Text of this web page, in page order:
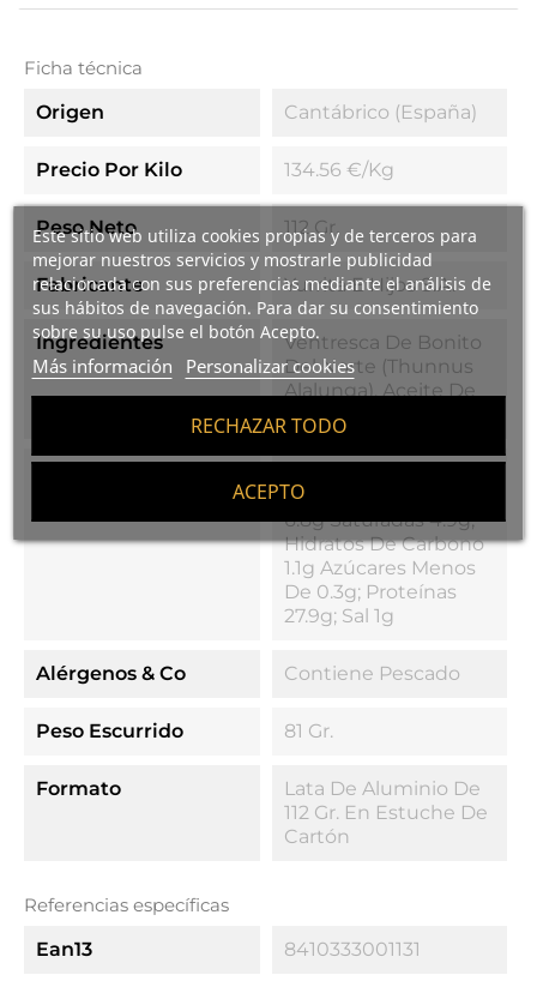
Este sitio web utiliza cookies propias y de terceros para
mejorar nuestros servicios y mostrarle publicidad
relacionada con sus preferencias mediante el análisis de
sus hábitos de navegación. Para dar su consentimiento
sobre su uso pulse el botón Acepto.
Más información Personalizar cookies
RECHAZAR TODO
ACEPTO
Ficha técnica
Origen
Cantábrico (España)
Precio Por Kilo 134.56 €/kg
Peso Neto 112 Gr.
Fabricante Yurrita E Hijos S.A.
Ingredientes
Ventresca De Bonito
Del Norte (Thunnus
Alalunga), Aceite De
Oliva Y Sal
742Kj/177kcal; Grasas
6.8g Saturadas 4.9g;
Hidratos De Carbono
1.1g Azúcares Menos
De 0.3g; Proteínas
27.9g; Sal 1g
Alérgenos & Co Contiene Pescado
Peso Escurrido 81 Gr.
Formato
Lata De Aluminio De
112 Gr. En Estuche De
Cartón
Referencias específicas
Ean13
8410333001131